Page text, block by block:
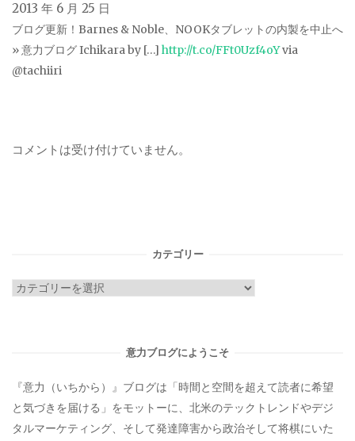
2013 年 6 月 25 日
ブログ更新！Barnes & Noble、NOOKタブレットの内製を中止へ
» 意力ブログ Ichikara by […] http://t.co/FFt0Uzf4oYvia
@tachiiri
コメントは受け付けていません。
カテゴリー
カ
意力ブログにようこそ
『意力（いちから）』ブログは「時間と空間を超えて読者に希望
と気づきを届ける」をモットーに、北米のテックトレンドやデジ
タルマーケティング、そして発達障害から政治そして将棋にいた